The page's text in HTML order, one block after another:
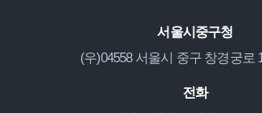
서울시중구청
(우)04558 서울시 중구 창경궁로
전화